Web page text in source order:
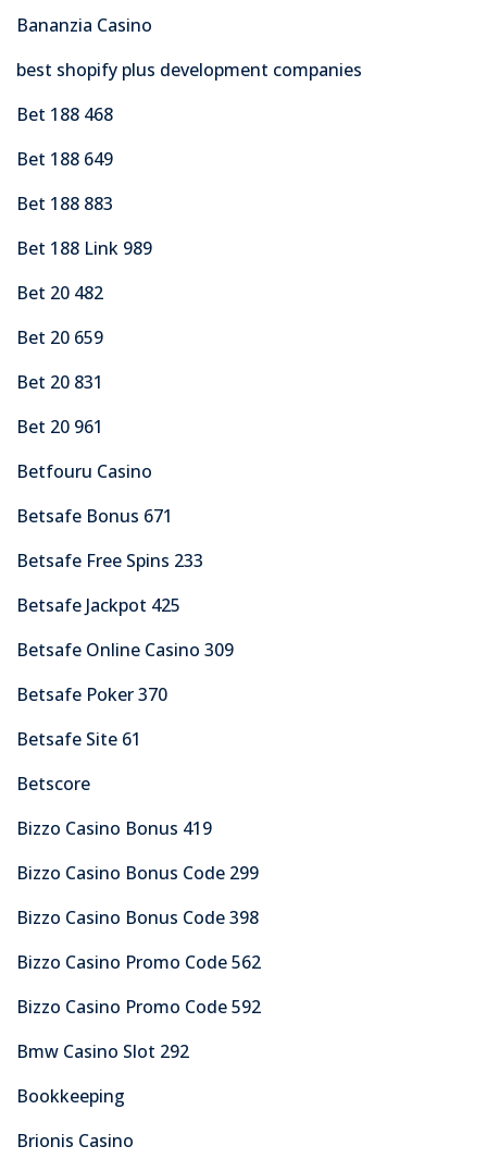
Bananzia Casino
best shopify plus development companies
Bet 188 468
Bet 188 649
Bet 188 883
Bet 188 Link 989
Bet 20 482
Bet 20 659
Bet 20 831
Bet 20 961
Betfouru Casino
Betsafe Bonus 671
Betsafe Free Spins 233
Betsafe Jackpot 425
Betsafe Online Casino 309
Betsafe Poker 370
Betsafe Site 61
Betscore
Bizzo Casino Bonus 419
Bizzo Casino Bonus Code 299
Bizzo Casino Bonus Code 398
Bizzo Casino Promo Code 562
Bizzo Casino Promo Code 592
Bmw Casino Slot 292
Bookkeeping
Brionis Casino